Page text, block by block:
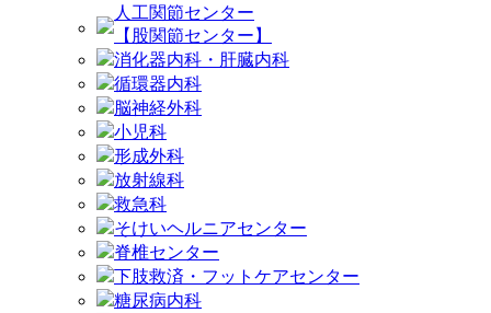
人工関節センター
【股関節センター】
消化器内科・肝臓内科
循環器内科
脳神経外科
小児科
形成外科
放射線科
救急科
そけいヘルニアセンター
脊椎センター
下肢救済・フットケアセンター
糖尿病内科